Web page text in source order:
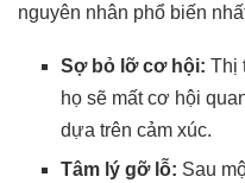
nguyên nhân phổ biến
Sợ bỏ lỡ cơ hội: Thị
họ sẽ mất cơ hội
dựa trên cảm xúc.
Tâm lý gỡ lỗ: Sau